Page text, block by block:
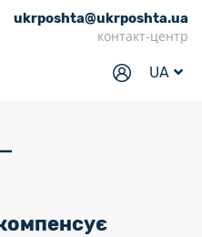
ukrposhta@ukrposhta.ua
контакт-центр
UA